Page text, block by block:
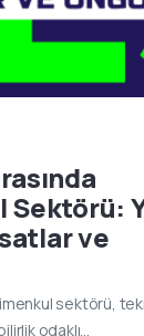
Sektörü:
ve
sektörü,
odaklı…